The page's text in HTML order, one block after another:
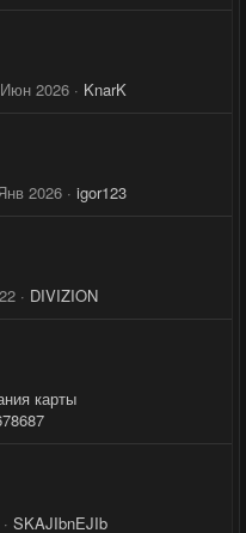
2026 KnarK
2026 igor123
DIVIZION
карты
SKAJIbnEJIb